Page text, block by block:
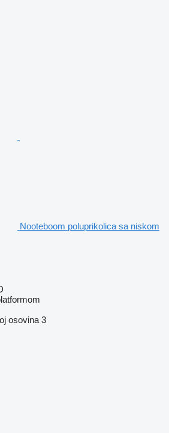
Nooteboom poluprikolica sa niskom
osovina 3